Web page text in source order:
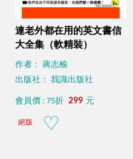
連老外都在用的英文書信
大全集（軟精裝）
作者： 蔣志榆
出版社： 我識出版社
會員價 : 75折 299 元
絕版